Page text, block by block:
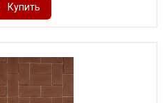
Купить